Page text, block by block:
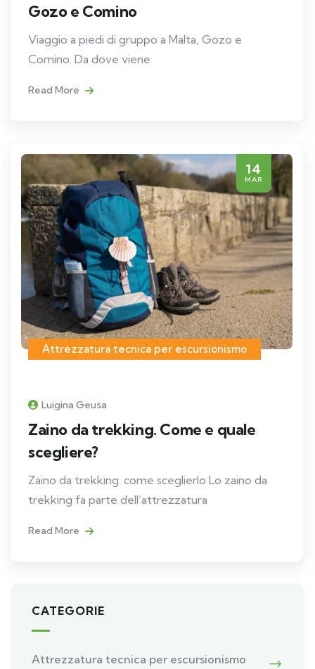
Gozo e Comino
Viaggio a piedi di gruppo a Malta, Gozo e
Comino. Da dove viene
Read More
14
MAR
Attrezzatura tecnica per escursionismo
Luigina Geusa
Zaino da trekking. Come e quale
scegliere?
Zaino da trekking: come sceglierlo Lo zaino da
trekking fa parte dell’attrezzatura
Read More
CATEGORIE
Attrezzatura tecnica per escursionismo